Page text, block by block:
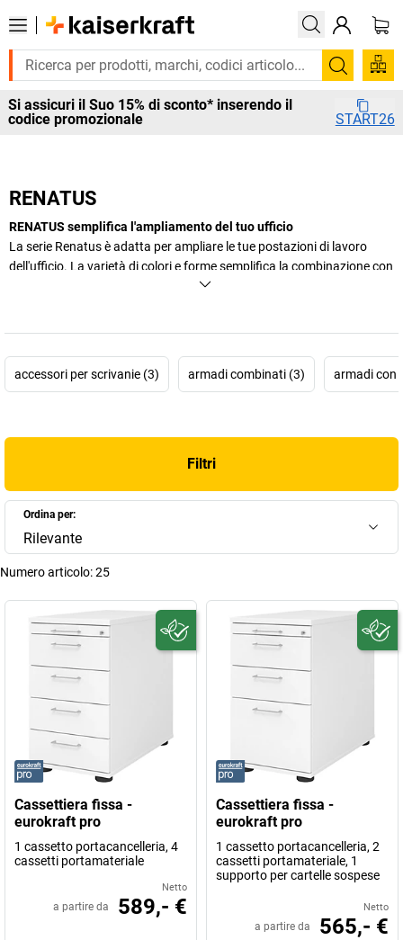
Cerca
Si assicuri il Suo 15% di sconto* inserendo il
codice promozionale
START26
RENATUS
RENATUS semplifica l'ampliamento del tuo ufficio
La serie Renatus è adatta per ampliare le tue postazioni di lavoro
dell'ufficio. La varietà di colori e forme semplifica la combinazione con
accessori per scrivanie (3) armadi combinati (3) armadi con
Filtri
Ordina per:
Rilevante
Numero articolo:25
Cassettiera fissa -
eurokraft pro
1 cassetto portacancelleria, 4
cassetti portamateriale
Netto
a partire da 589,- €
Cassettiera fissa -
eurokraft pro
1 cassetto portacancelleria, 2
cassetti portamateriale, 1
supporto per cartelle sospese
Netto
a partire da 565,- €